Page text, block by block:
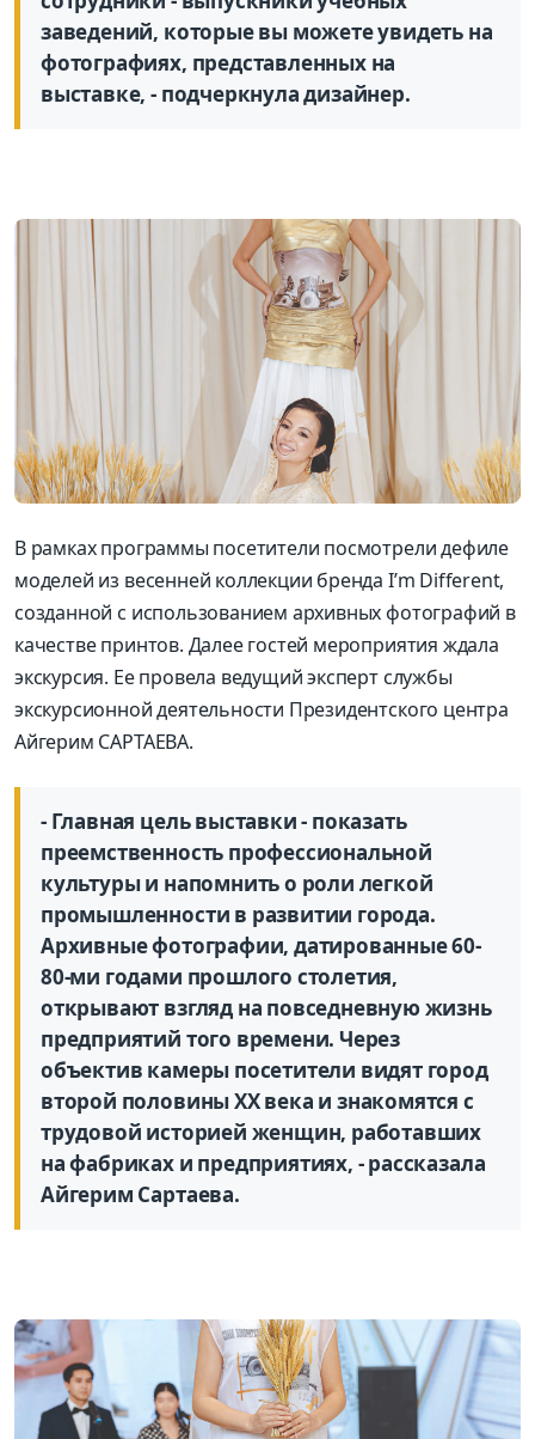
заведений, которые вы можете увидеть на
фотографиях, представленных на
выставке, - подчеркнула дизайнер.
В рамках программы посетители посмотрели дефиле
моделей из весенней коллекции бренда I’m Different,
созданной с использованием архивных фотографий в
качестве принтов. Далее гостей мероприятия ждала
экскурсия. Ее провела ведущий эксперт службы
экскурсионной деятельности Президентского центра
Айгерим САРТАЕВА.
- Главная цель выставки - показать
преемственность профессиональной
культуры и напомнить о роли легкой
промышленности в развитии города.
Архивные фотографии, датированные 60-
80-ми годами прошлого столетия,
открывают взгляд на повседневную жизнь
предприятий того времени. Через
объектив камеры посетители видят город
второй половины XX века и знакомятся с
трудовой историей женщин, работавших
на фабриках и предприятиях, - рассказала
Айгерим Сартаева.